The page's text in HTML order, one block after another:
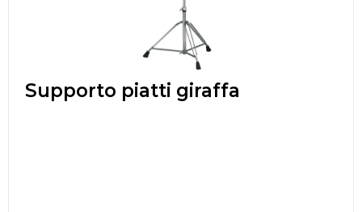
Supporto piatti giraffa